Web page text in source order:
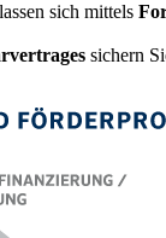
sich mittels
sichern